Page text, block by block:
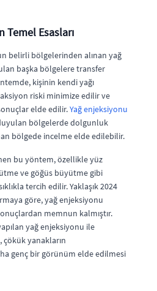
Temel Esasları
belirli bölgelerinden alınan yağ
başka bölgelere transfer
kişinin kendi yağı
riski minimize edilir ve
elde edilir.Yağ enjeksiyonu
bölgelerde dolgunluk
bölgede incelme elde edilebilir.
bu yöntem, özellikle yüz
ve göğüs büyütme gibi
tercih edilir. Yaklaşık 2024
göre, yağ enjeksiyonu
memnun kalmıştır.
yağ enjeksiyonu ile
çökük yanakların
genç bir görünüm elde edilmesi